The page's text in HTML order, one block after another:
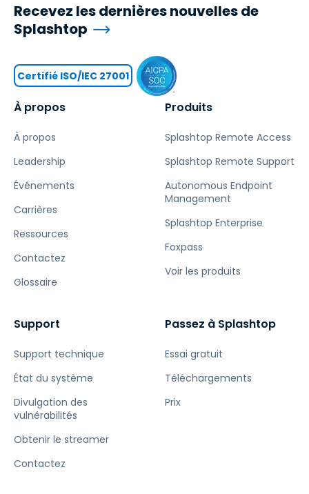
À propos
À propos
Leadership
Événements
Carrières
Ressources
Contactez
Glossaire
Produits
Splashtop Remote Access
Splashtop Remote Support
Autonomous Endpoint
Management
Splashtop Enterprise
Foxpass
Voir les produits
Support
Support technique
État du système
Divulgation des
vulnérabilités
Obtenir le streamer
Contactez
Passez à Splashtop
Essai gratuit
Téléchargements
Prix
Recevez les dernières nouvelles de
Splashtop
Certifié ISO/IEC 27001